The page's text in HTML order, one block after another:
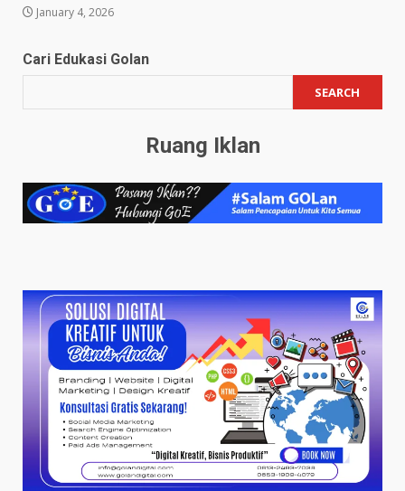
January 4, 2026
Cari Edukasi Golan
SEARCH
Ruang Iklan